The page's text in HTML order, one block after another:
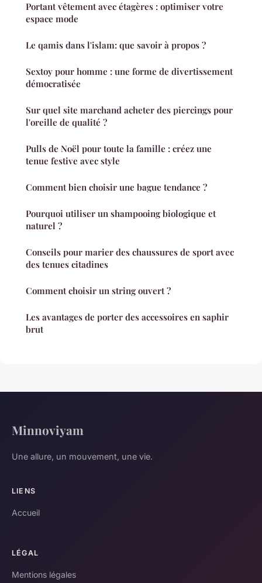
Portant vêtement avec étagères : optimiser votre
espace mode
Le qamis dans l'islam: que savoir à propos ?
Sextoy pour homme : une forme de divertissement
démocratisée
Sur quel site marchand acheter des piercings pour
l'oreille de qualité ?
Pulls de Noël pour toute la famille : créez une
tenue festive avec style
Comment bien choisir une bague tendance ?
Pourquoi utiliser un shampooing biologique et
naturel ?
Conseils pour marier des chaussures de sport avec
des tenues citadines
Comment choisir un string ouvert ?
Les avantages de porter des accessoires en saphir
brut
Minnoviyam
Une allure, un mouvement, une vie.
LIENS
Accueil
LÉGAL
Mentions légales